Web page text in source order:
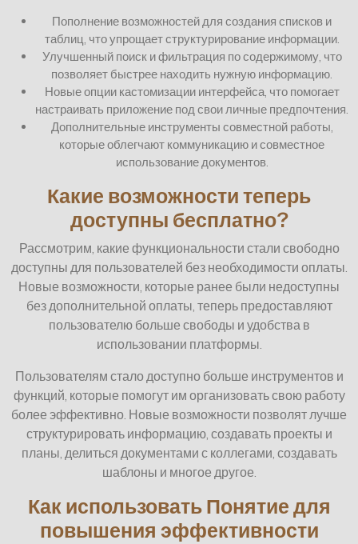
Пополнение возможностей для создания списков и
таблиц, что упрощает структурирование информации.
Улучшенный поиск и фильтрация по содержимому, что
позволяет быстрее находить нужную информацию.
Новые опции кастомизации интерфейса, что помогает
настраивать приложение под свои личные предпочтения.
Дополнительные инструменты совместной работы,
которые облегчают коммуникацию и совместное
использование документов.
Какие возможности теперь
доступны бесплатно?
Рассмотрим, какие функциональности стали свободно
доступны для пользователей без необходимости оплаты.
Новые возможности, которые ранее были недоступны
без дополнительной оплаты, теперь предоставляют
пользователю больше свободы и удобства в
использовании платформы.
Пользователям стало доступно больше инструментов и
функций, которые помогут им организовать свою работу
более эффективно. Новые возможности позволят лучше
структурировать информацию, создавать проекты и
планы, делиться документами с коллегами, создавать
шаблоны и многое другое.
Как использовать Понятие для
повышения эффективности